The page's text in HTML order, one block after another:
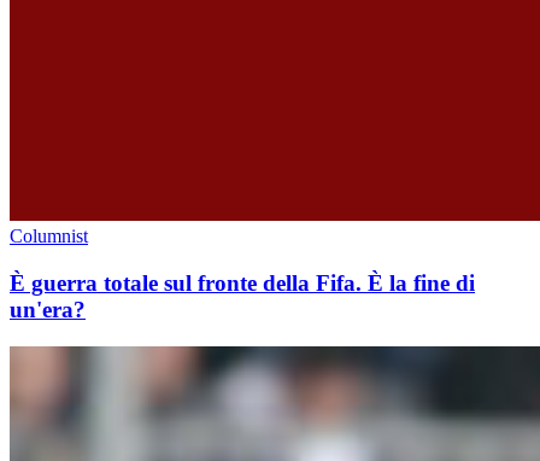
Columnist
È guerra totale sul fronte della Fifa. È la fine di
un'era?